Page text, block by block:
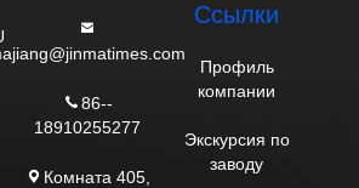
86--
18910255277
Комната 405,
Ссылки
Профиль
компании
Экскурсия по
заводу